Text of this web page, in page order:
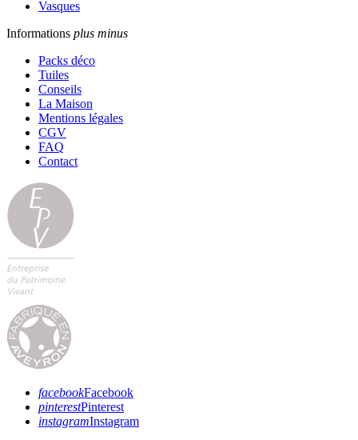
Vasques
Informations plus minus
Packs déco
Tuiles
Conseils
La Maison
Mentions légales
CGV
FAQ
Contact
facebookFacebook
pinterestPinterest
instagramInstagram